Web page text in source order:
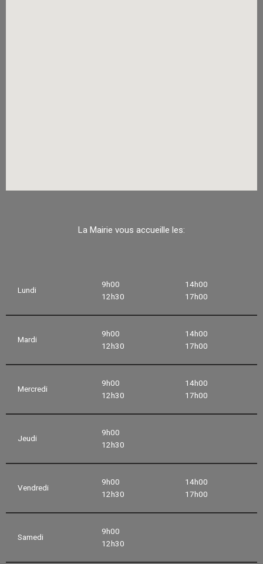
La Mairie vous accueille les:
Lundi
9h00
12h30
14h00
17h00
Mardi
9h00
12h30
14h00
17h00
Mercredi
9h00
12h30
14h00
17h00
Jeudi
9h00
12h30
Vendredi
9h00
12h30
14h00
17h00
Samedi
9h00
12h30